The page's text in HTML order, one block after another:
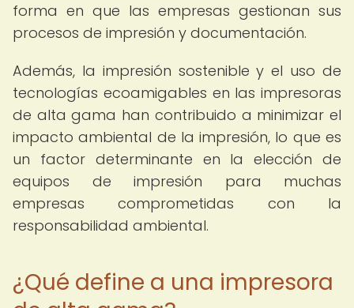
forma en que las empresas gestionan sus
procesos de impresión y documentación.
Además, la impresión sostenible y el uso de
tecnologías ecoamigables en las impresoras
de alta gama han contribuido a minimizar el
impacto ambiental de la impresión, lo que es
un factor determinante en la elección de
equipos de impresión para muchas
empresas comprometidas con la
responsabilidad ambiental.
¿Qué define a una impresora